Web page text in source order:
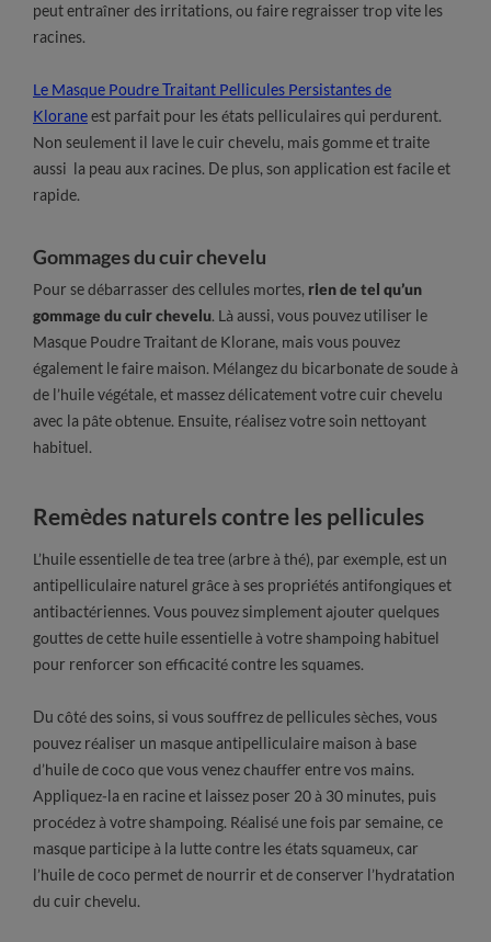
peut entraîner des irritations, ou faire regraisser trop vite les
racines.
Le Masque Poudre Traitant Pellicules Persistantes de
Kloraneest parfait pour les états pelliculaires qui perdurent.
Non seulement il lave le cuir chevelu, mais gomme et traite
aussi la peau aux racines. De plus, son application est facile et
rapide.
Gommages du cuir chevelu
Pour se débarrasser des cellules mortes, rien de tel qu’un
gommage du cuir chevelu. Là aussi, vous pouvez utiliser le
Masque Poudre Traitant de Klorane, mais vous pouvez
également le faire maison. Mélangez du bicarbonate de soude à
de l’huile végétale, et massez délicatement votre cuir chevelu
avec la pâte obtenue. Ensuite, réalisez votre soin nettoyant
habituel.
Remèdes naturels contre les pellicules
L’huile essentielle de tea tree (arbre à thé), par exemple, est un
antipelliculaire naturel grâce à ses propriétés antifongiques et
antibactériennes. Vous pouvez simplement ajouter quelques
gouttes de cette huile essentielle à votre shampoing habituel
pour renforcer son efficacité contre les squames.
Du côté des soins, si vous souffrez de pellicules sèches, vous
pouvez réaliser un masque antipelliculaire maison à base
d’huile de coco que vous venez chauffer entre vos mains.
Appliquez-la en racine et laissez poser 20 à 30 minutes, puis
procédez à votre shampoing. Réalisé une fois par semaine, ce
masque participe à la lutte contre les états squameux, car
l’huile de coco permet de nourrir et de conserver l’hydratation
du cuir chevelu.